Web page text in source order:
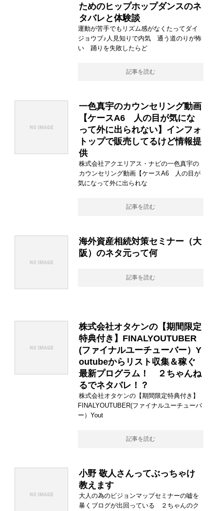
ためのヒップホップダンスのネ
タバレと体験談
運動が苦手でもリズム感がなくたってダイ
ジョウブ♪人見知りで内気 通う道のりが怖
い 踊りを失敗したらど
記事を読む
一色真宇のカウンセリング動画
【ケースA6 人の目が気にな
って外に出られない】インフォ
トップで販売してるけど情報提
供
株式会社アクエリアス・ナビの一色真宇の
カウンセリング動画【ケースA6 人の目が
気になって外に出られな
記事を読む
海外資産相続対策セミナー（大
阪）のネタ元って何
記事を読む
株式会社オタケンの【期間限定
特典付き】FINALYOUTUBER
(ファイナルユーチューバー）Y
outubeからリスト収集＆稼ぐ
最新プログラム！ ２ちゃんね
るでネタバレ！？
株式会社オタケンの【期間限定特典付き】
FINALYOUTUBER(ファイナルユーチューバ
ー）Yout
記事を読む
小野 敬人さんってぶっちゃけ
教えます
大人の為のビジョンマップセミナーの嘘を
暴くブログが出回っている ２ちゃんのク